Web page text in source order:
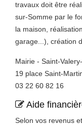
travaux doit être
sur-Somme par le
la maison,
garage...), création
Mairie - Saint-
19 place Saint-
03 22 60 82 16
Aide
Selon vos revenus